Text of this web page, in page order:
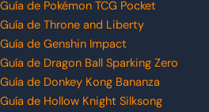
Guía de Pokémon TCG Pocket
Guía de Throne and Liberty
Guía de Genshin Impact
Guía de Dragon Ball Sparking Zero
Guía de Donkey Kong Bananza
Guía de Hollow Knight Silksong